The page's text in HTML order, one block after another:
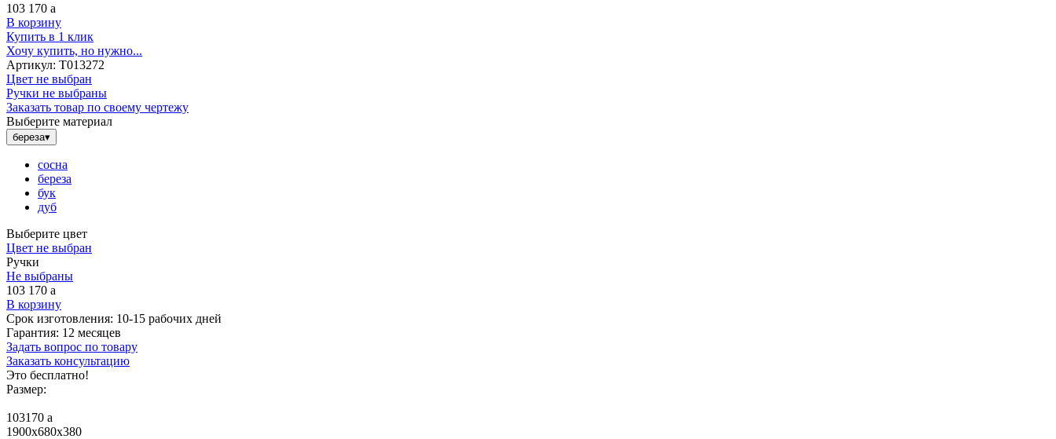
103 170 a
В корзину
Купить в 1 клик
Хочу купить, но нужно...
Артикул: Т013272
Цвет не выбран
Ручки не выбраны
Заказать товар по своему чертежу
Выберите материал
береза▾
сосна
береза
бук
дуб
Выберите цвет
Цвет не выбран
Ручки
Не выбраны
103 170 a
В корзину
Срок изготовления: 10-15 рабочих дней
Гарантия: 12 месяцев
Задать вопрос по товару
Заказать консультацию
Это бесплатно!
Размер:
103170 a
1900x680x380